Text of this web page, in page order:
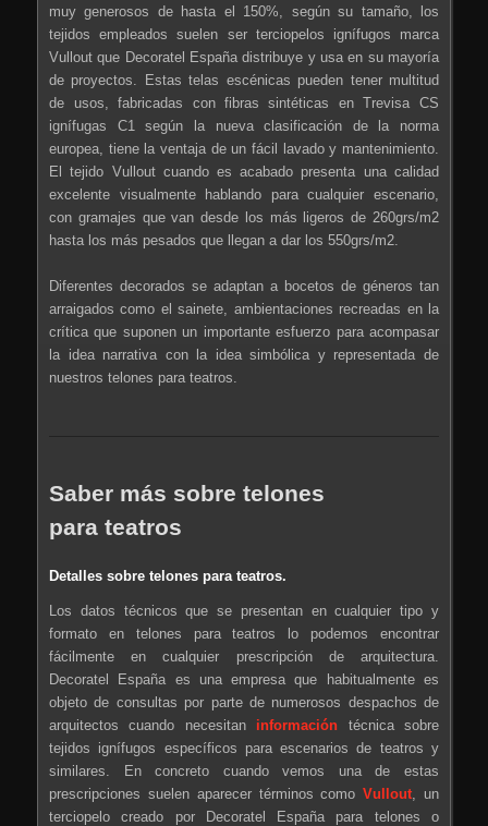
muy generosos de hasta el 150%, según su tamaño, los
tejidos empleados suelen ser terciopelos ignífugos marca
Vullout que Decoratel España distribuye y usa en su mayoría
de proyectos. Estas telas escénicas pueden tener multitud
de usos, fabricadas con fibras sintéticas en Trevisa CS
ignífugas C1 según la nueva clasificación de la norma
europea, tiene la ventaja de un fácil lavado y mantenimiento.
El tejido Vullout cuando es acabado presenta una calidad
excelente visualmente hablando para cualquier escenario,
con gramajes que van desde los más ligeros de 260grs/m2
hasta los más pesados que llegan a dar los 550grs/m2.
Diferentes decorados se adaptan a bocetos de géneros tan
arraigados como el sainete, ambientaciones recreadas en la
crítica que suponen un importante esfuerzo para acompasar
la idea narrativa con la idea simbólica y representada de
nuestros telones para teatros.
Saber más sobre telones
para teatros
Detalles sobre telones para teatros.
Los datos técnicos que se presentan en cualquier tipo y
formato en telones para teatros lo podemos encontrar
fácilmente en cualquier prescripción de arquitectura.
Decoratel España es una empresa que habitualmente es
objeto de consultas por parte de numerosos despachos de
arquitectos cuando necesitan información técnica sobre
tejidos ignífugos específicos para escenarios de teatros y
similares. En concreto cuando vemos una de estas
prescripciones suelen aparecer términos comoVullout , un
terciopelo creado por Decoratel España para telones o